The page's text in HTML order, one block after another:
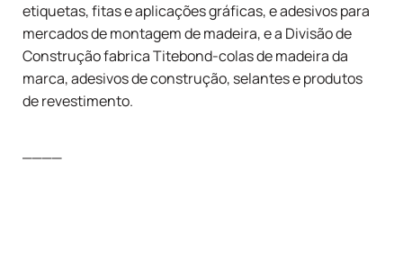
etiquetas, fitas e aplicações gráficas, e adesivos para
mercados de montagem de madeira, e a Divisão de
Construção fabricaTitebond-colas de madeira da
marca, adesivos de construção, selantes e produtos
de revestimento.
____